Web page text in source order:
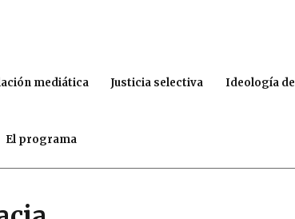
mediática Justicia selectiva Ideología
El programa